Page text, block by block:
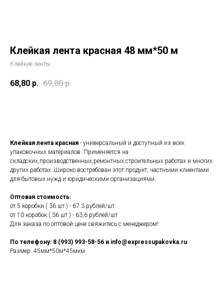
Клейкая лента красная 48 мм*50 м
Клейкие ленты
68,80 р. 69,80 р.
Клейкая лента красная - универсальный и доступный из всех
упаковочных материалов. Применяется на
складских,производственныx,ремонтных,строительных работах и многих
других работах. Широко востребован этот продукт, частными клиентами
для бытовых нужд и юридическими организациями.
Оптовая стоимость:
от 5 коробки ( 36 шт.) - 67.3 рублей/шт.
от 10 коробок ( 36 шт.) - 63,6 рублей/шт.
Для заказа по оптовой цене свяжитесь с менеджером!
По телефону: 8 (993) 993-58-56 и info@expressupakovka.ru
Размер: 45мм*50м*45мкм